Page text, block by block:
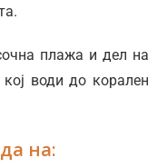
плажа и дел на
води до корален
на: